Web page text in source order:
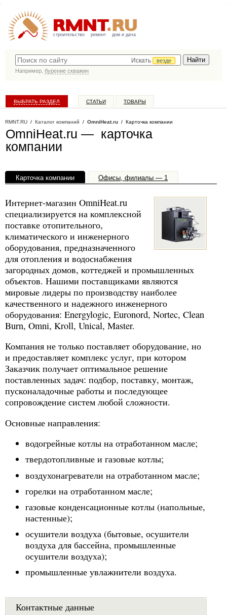
строительство ремонт дом и дача
Искать
везде
Например, бурение скважин
ВЫБРАТЬ РАЗДЕЛ СТАТЬИ ТОВАРЫ
RMNT.RU / Каталог компаний / OmniHeat.ru / Карточка компании
OmniHeat.ru — карточка
компании
Карточка компании Офисы, филиалы — 1
Интернет-магазин OmniHeat.ru
специализируется на комплексной
поставке отопительного,
климатического и инженерного
оборудования, предназначенного
для отопления и водоснабжения
загородных домов, коттеджей и промышленных
объектов. Нашими поставщиками являются
мировые лидеры по производству наиболее
качественного и надежного инженерного
оборудования: Energylogic, Euronord, Nortec, Clean
Burn, Omni, Kroll, Unical, Master.
Компания не только поставляет оборудование, но
и предоставляет комплекс услуг, при котором
Заказчик получает оптимальное решение
поставленных задач: подбор, поставку, монтаж,
пусконаладочные работы и последующее
сопровождение систем любой сложности.
Основные направления:
водогрейные котлы на отработанном масле;
твердотопливные и газовые котлы;
воздухонагреватели на отработанном масле;
горелки на отработанном масле;
газовые конденсационные котлы (напольные,
настенные);
осушители воздуха (бытовые, осушители
воздуха для бассейна, промышленные
осушители воздуха);
промышленные увлажнители воздуха.
Контактные данные